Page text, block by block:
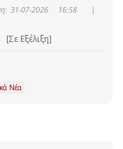
31-07-2026 16:58
|
[Σε Εξέλιξη]
Νέα